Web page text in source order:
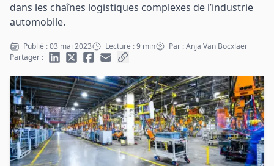
dans les chaînes logistiques complexes de l’industrie
automobile.
Publié : 03 mai 2023 Lecture : 9 min
Par : Anja Van Bocxlaer
Partager :